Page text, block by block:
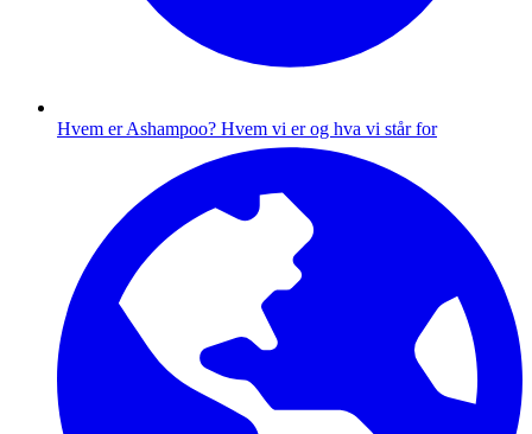
Hvem er Ashampoo? Hvem vi er og hva vi står for